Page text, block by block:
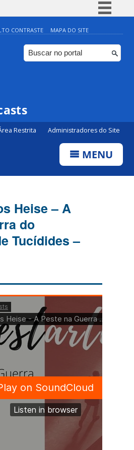
Simplifique!
Comunica BR
Participe
CONTRASTE MAPA DO SITE
Restrita Administradores do Site
MENU
Heise – A
do
Tucídides –